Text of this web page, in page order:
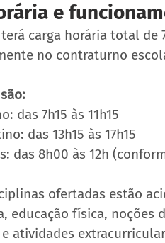
e
carga horária total
no contraturno
das 7h15 às 11h15
das 13h15 às 17h15
das 8h00 às 12h
ofertadas estão
educação física, noções
atividades